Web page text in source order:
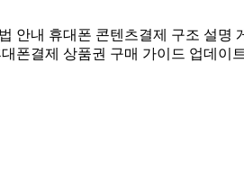
안내 휴대폰 콘텐츠결제 구조 설명
폰결제 상품권 구매 가이드 업데이트